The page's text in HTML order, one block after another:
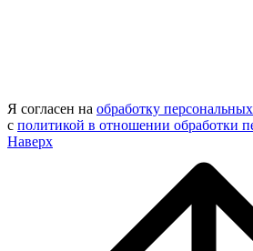
Я согласен на обработку
с политикой в отношении обработки
Наверх